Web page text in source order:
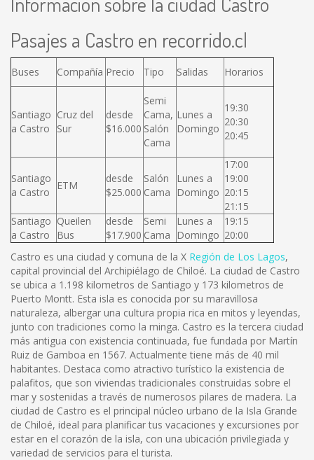
Pasajes a Castro en recorrido.cl
Buses Compañía Precio Tipo Salidas Horarios
Santiago
a Castro
Cruz del
Sur
desde
$16.000
Semi
Cama,
Salón
Cama
Lunes a
Domingo
19:30
20:30
20:45
Santiago
a Castro
ETM
desde
$25.000
Salón
Cama
Lunes a
Domingo
17:00
19:00
20:15
21:15
Santiago
a Castro
Queilen
Bus
desde
$17.900
Semi
Cama
Lunes a
Domingo
19:15
20:00
Castro es una ciudad y comuna de la X Región de Los Lagos,
capital provincial del Archipiélago de Chiloé. La ciudad de Castro
se ubica a 1.198 kilometros de Santiago y 173 kilometros de
Puerto Montt. Esta isla es conocida por su maravillosa
naturaleza, albergar una cultura propia rica en mitos y leyendas,
junto con tradiciones como la minga. Castro es la tercera ciudad
más antigua con existencia continuada, fue fundada por Martín
Ruiz de Gamboa en 1567. Actualmente tiene más de 40 mil
habitantes. Destaca como atractivo turístico la existencia de
palafitos, que son viviendas tradicionales construidas sobre el
mar y sostenidas a través de numerosos pilares de madera. La
ciudad de Castro es el principal núcleo urbano de la Isla Grande
de Chiloé, ideal para planificar tus vacaciones y excursiones por
estar en el corazón de la isla, con una ubicación privilegiada y
variedad de servicios para el turista.